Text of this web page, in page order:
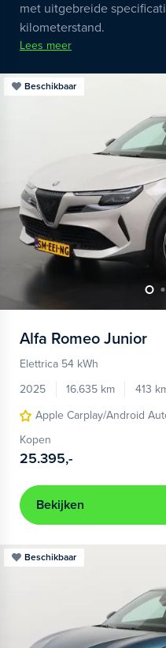
met uitgebreide
kilometerstand.
Lees meer
Beschikbaar
Alfa Romeo Junior
Elettrica 54 kWh
2025
16.635 km 413
Apple Carplay/Android
Kopen
25.395,-
Bekijken
Beschikbaar